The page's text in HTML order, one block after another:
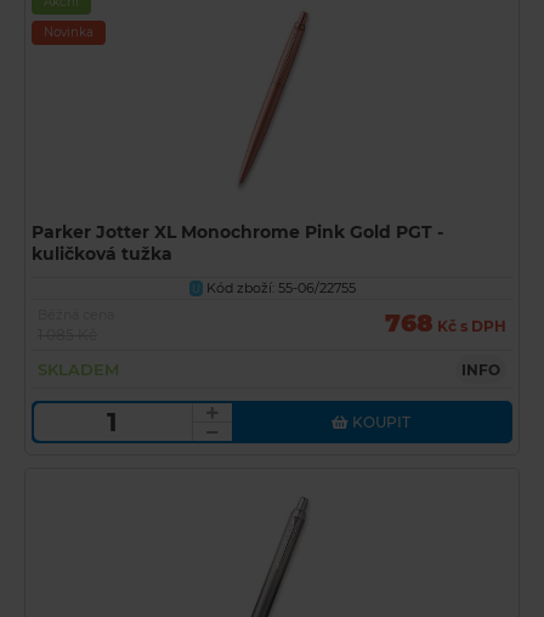
Novinka
Parker Jotter XL Monochrome Pink Gold PGT -
kuličková tužka
U Kód zboží: 55-06/22755
768 Kč s DPH
SKLADEM INFO
KOUPIT